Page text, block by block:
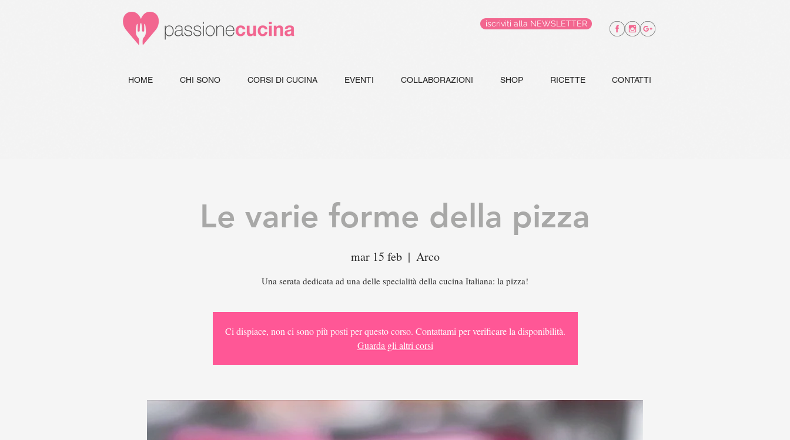
iscriviti alla NEWSLETTER
HOME CHI SONO CORSI DI CUCINA EVENTI COLLABORAZIONI SHOP RICETTE CONTATTI
Le varie forme della pizza
mar 15 feb
  |
Arco
Una serata dedicata ad una delle specialità della cucina Italiana: la pizza!
Ci dispiace, non ci sono più posti per questo corso. Contattami per verificare la disponibilità.
Guarda gli altri corsi